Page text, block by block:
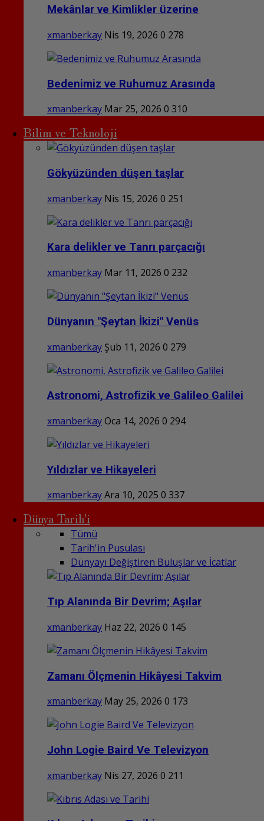
Mekânlar ve Kimlikler üzerine
xmanberkay Nis 19, 2026 0 278
Bedenimiz ve Ruhumuz Arasında
xmanberkay Mar 25, 2026 0 310
Bilim ve Teknoloji
Gökyüzünden düşen taşlar
xmanberkay Nis 15, 2026 0 251
Kara delikler ve Tanrı parçacığı
xmanberkay Mar 11, 2026 0 232
Dünyanın "Şeytan İkizi" Venüs
xmanberkay Şub 11, 2026 0 279
Astronomi, Astrofizik ve Galileo Galilei
xmanberkayOca 14, 2026 0 294
Yıldızlar ve Hikayeleri
xmanberkayAra 10, 2025 0 337
Dünya Tarih'i
Tümü
Tarih'in Pusulası
Dünyayı Değiştiren Buluşlar ve İcatlar
Tıp Alanında Bir Devrim; Aşılar
xmanberkay Haz 22, 2026 0 145
Zamanı Ölçmenin Hikâyesi Takvim
xmanberkay May 25, 2026 0 173
John Logie Baird Ve Televizyon
xmanberkay Nis 27, 2026 0 211